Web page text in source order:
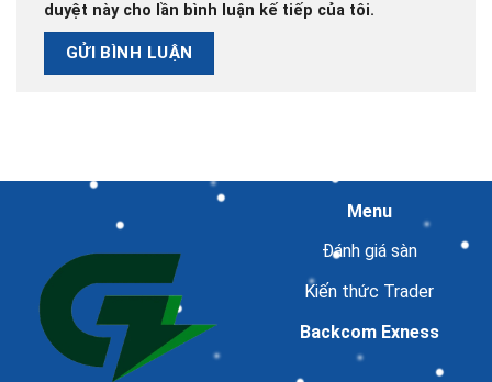
duyệt này cho lần bình luận kế tiếp của tôi.
Menu
Đánh giá sàn
Kiến thức Trader
Backcom Exness